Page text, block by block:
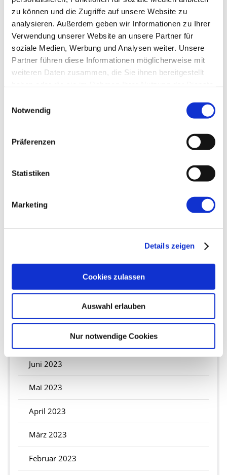
zu können und die Zugriffe auf unsere Website zu
analysieren. Außerdem geben wir Informationen zu Ihrer
Verwendung unserer Website an unsere Partner für
soziale Medien, Werbung und Analysen weiter. Unsere
Partner führen diese Informationen möglicherweise mit
weiteren Daten zusammen, die Sie ihnen bereitgestellt
Notwendig
Präferenzen
Statistiken
Marketing
Details zeigen
Cookies zulassen
Auswahl erlauben
Nur notwendige Cookies
August 2024
Juli 2024
Juni 2024
Januar 2024
September 2023
August 2023
Juni 2023
Mai 2023
April 2023
März 2023
Februar 2023